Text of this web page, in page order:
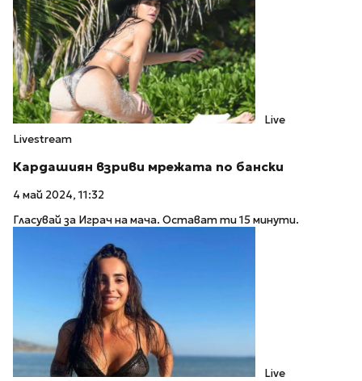
Live
Livestream
Кардашиян взриви мрежата по бански
4 май 2024, 11:32
Гласувай за Играч на мача. Остават ти 15 минути.
Live